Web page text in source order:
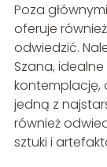
Poza
oferuje
odwiedzić.
Szana,
kontemplację,
jedną z
również
sztuki i